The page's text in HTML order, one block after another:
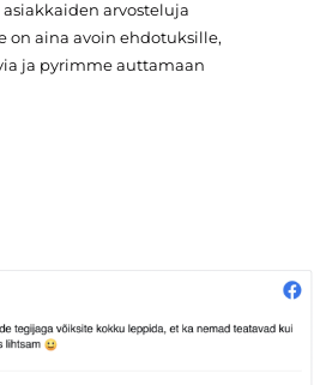
arvosteluja
on aina avoin ehdotuksille,
ja pyrimme auttamaan